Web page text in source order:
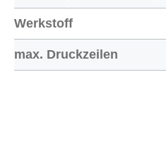
Werkstoff
max. Druckzeilen